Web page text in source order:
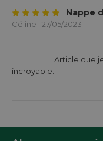
Nappe
Céline | 27/05/2023
incroyable.